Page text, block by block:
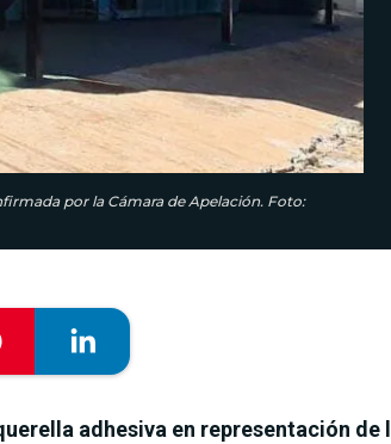
por la Cámara de Apelación. Foto:
adhesiva en representación